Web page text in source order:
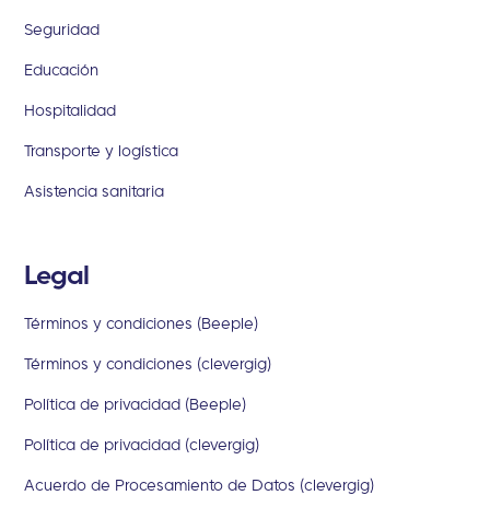
Seguridad
Educación
Hospitalidad
Transporte y logística
Asistencia sanitaria
Legal
Términos y condiciones (Beeple)
Términos y condiciones (clevergig)
Política de privacidad (Beeple)
Política de privacidad (clevergig)
Acuerdo de Procesamiento de Datos (clevergig)